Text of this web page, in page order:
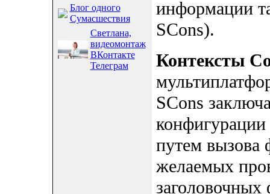
Блог одного
Сумасшествия
Светлана,
видеомонтаж
ВКонтакте
Телеграм
информации
SCons).
Контексты
SCons
путем
желаемых
заголовочных